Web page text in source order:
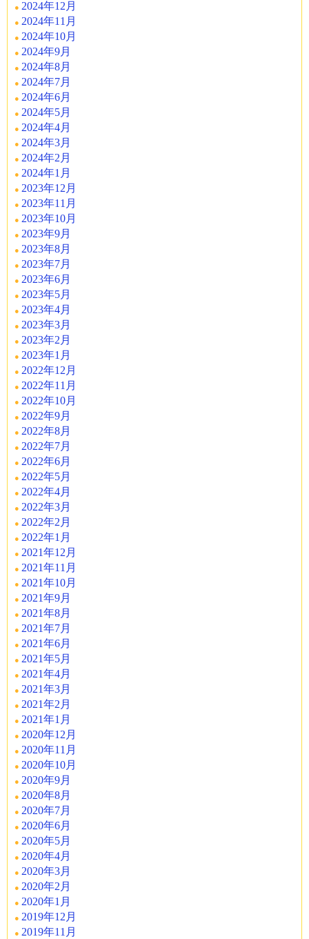
2024年12月
2024年11月
2024年10月
2024年9月
2024年8月
2024年7月
2024年6月
2024年5月
2024年4月
2024年3月
2024年2月
2024年1月
2023年12月
2023年11月
2023年10月
2023年9月
2023年8月
2023年7月
2023年6月
2023年5月
2023年4月
2023年3月
2023年2月
2023年1月
2022年12月
2022年11月
2022年10月
2022年9月
2022年8月
2022年7月
2022年6月
2022年5月
2022年4月
2022年3月
2022年2月
2022年1月
2021年12月
2021年11月
2021年10月
2021年9月
2021年8月
2021年7月
2021年6月
2021年5月
2021年4月
2021年3月
2021年2月
2021年1月
2020年12月
2020年11月
2020年10月
2020年9月
2020年8月
2020年7月
2020年6月
2020年5月
2020年4月
2020年3月
2020年2月
2020年1月
2019年12月
2019年11月